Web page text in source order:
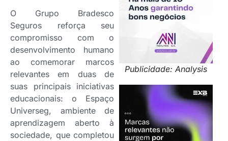
Publicidade: Analysis
O Grupo Bradesco
Seguros reforça seu
compromisso com o
desenvolvimento humano
ao comemorar marcos
relevantes em duas de
suas principais iniciativas
educacionais: o Espaço
Universeg, ambiente de
aprendizagem aberto à
sociedade, que completou